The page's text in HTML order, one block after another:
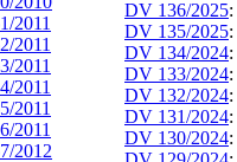
DV 136/2025:
DV 135/2025:
DV 134/2024:
DV 133/2024:
DV 132/2024:
DV 131/2024:
DV 130/2024: